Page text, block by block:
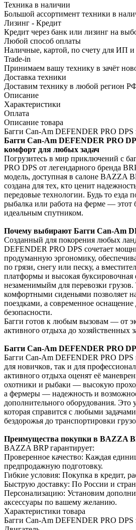
Техника в наличии
Большой ассортимент техники в
Лизинг - Кредит
Кредит через банк или лизинг на
Любой способ оплаты
Наличные, картой, по счету для ИП
Trade-in
Принимаем вашу технику в зачёт
Доставка техники
Доставим технику в любой регион
Описание
Характеристики
Оплата
Описание товара
Багги Can-Am DEFENDER PRO DPS
Багги Can-Am DEFENDER PRO
комфорт для любых задач
Погрузитесь в мир приключений с
PRO DPS от легендарного бренда
модель, доступная в салоне BAZZA
создана для тех, кто ценит
передовые технологии. Будь то езда
рыбалка или работа на ферме — этот
идеальным спутником.
Почему выбирают Багги Can-Am
Созданный для покорения любых
DEFENDER PRO DPS сочетает
продуманную эргономику,
по грязи, снегу или песку, а
платформы и высокая буксировочная
незаменимыйм для перевозки
комфортными сиденьями позволяет
поездками, а современное оснащение
безопасности.
Багги готов к любым вызовам — от
активного отдыха до хозяйственных
Багги Can-Am DEFENDER PRO
Багги Can-Am DEFENDER PRO DPS
для новичков, так и для
активного отдыха оценят её
охотники и рыбаки — высокую
а фермеры — надежность и
дополнительного оборудования. Это
которая справится с любыми
бездорожья до транспортировки
Преимущества покупки в BAZZA
BAZZA BRP гарантирует:
Проверенное качество: Каждая
предпродажную подготовку.
Гибкие условия: Покупка в кредит,
Быструю доставку: По России и
Персонализацию: Установим
аксессуары по вашему желанию.
Характеристики товара
Багги Can-Am DEFENDER PRO DPS